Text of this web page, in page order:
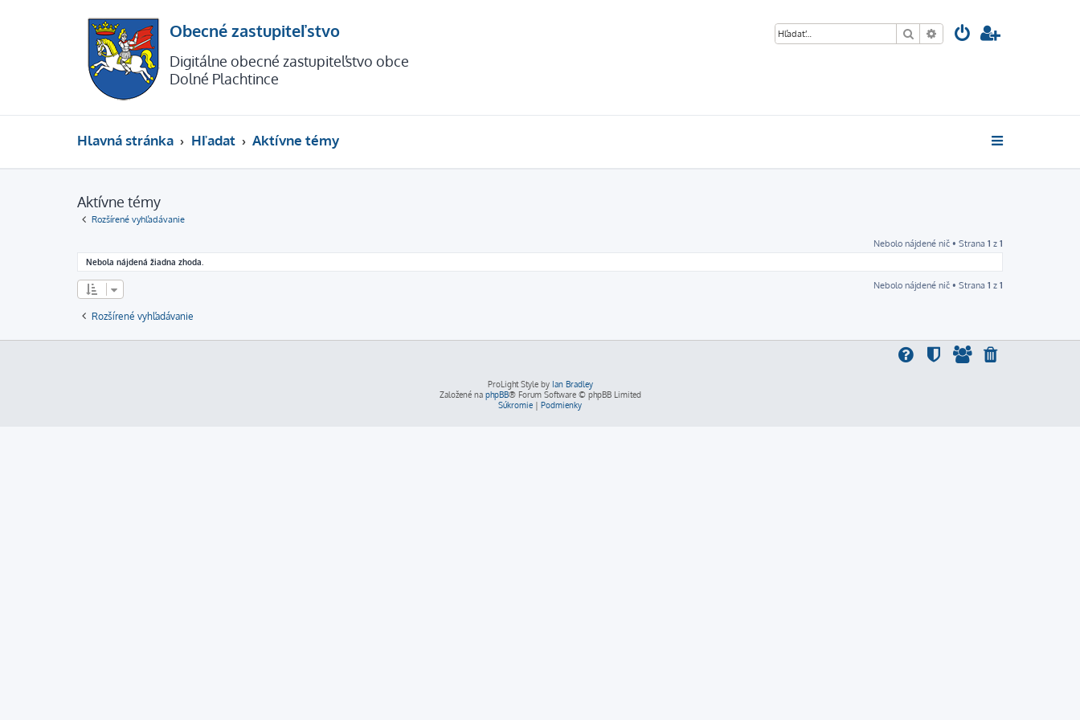
Obecné zastupiteľstvo
Digitálne obecné zastupiteľstvo obce
Dolné Plachtince
Hľadať Rozšírené vyhľadávanie
Hlavná stránka Hľadať Aktívne témy
Aktívne témy
Rozšírené vyhľadávanie
Nebolo nájdené nič • Strana 1 z 1
Nebola nájdená žiadna zhoda.
Nebolo nájdené nič • Strana 1 z 1
Rozšírené vyhľadávanie
ProLight Style by Ian Bradley
Založené na phpBB® Forum Software © phpBB Limited
Súkromie
Podmienky